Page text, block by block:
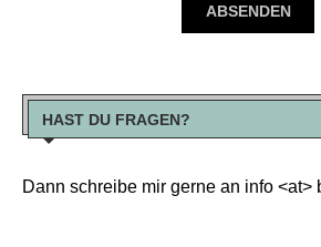
HAST DU FRAGEN?
Dann schreibe mir gerne an info <at>